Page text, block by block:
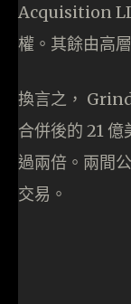
Acquisition
權。其餘由高
換言之，
合併後的 21
過兩倍。兩間
交易。